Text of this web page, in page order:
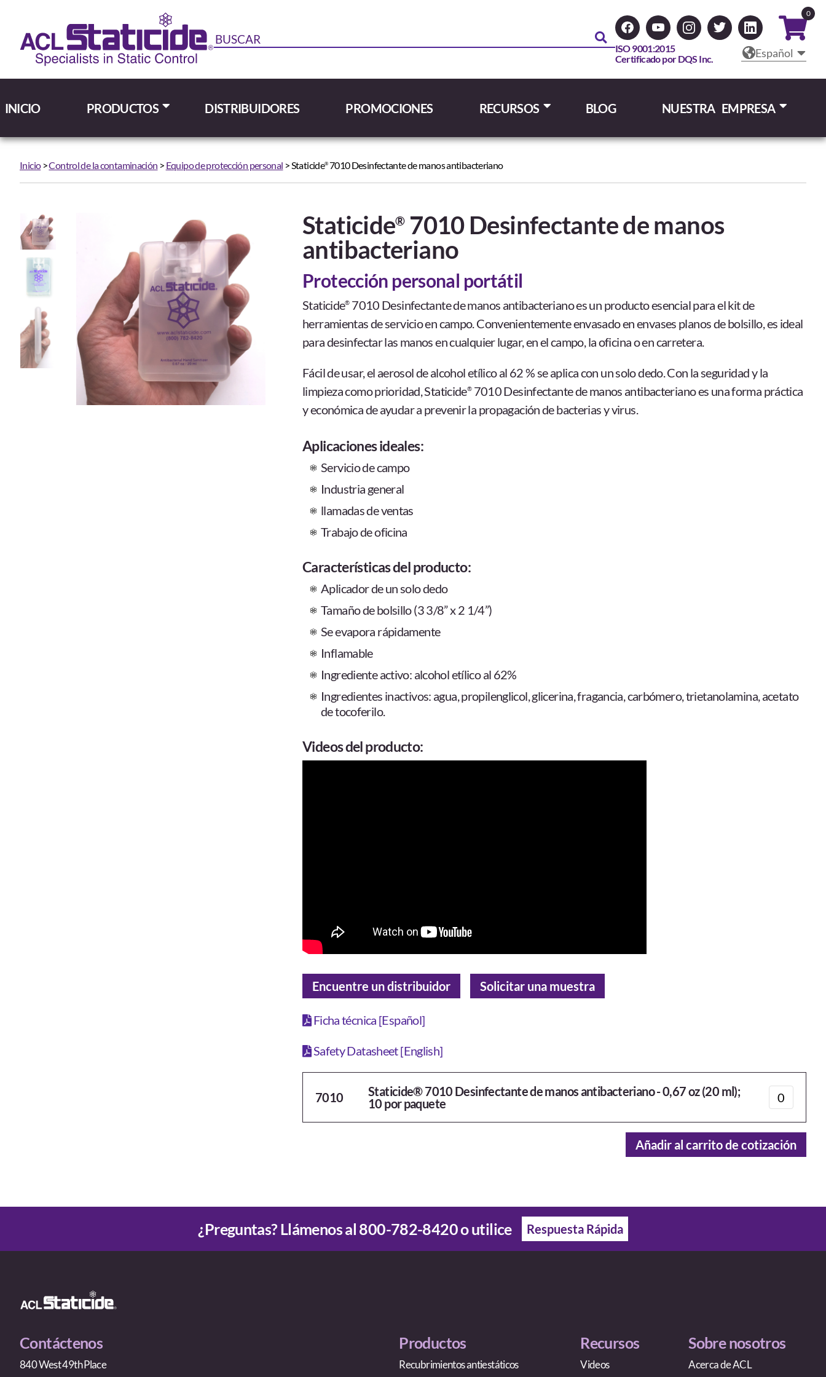
0
ISO 9001:2015
Certificado por DQS Inc.
Español
INICIO PRODUCTOS DISTRIBUIDORES PROMOCIONES RECURSOS BLOG NUESTRA EMPRESA
Inicio>Control de la contaminación > Equipo de protección personal > Staticide®7010 Desinfectante de manos antibacteriano
Staticide®7010 Desinfectante de manos
antibacteriano
Protección personal portátil
Staticide®7010 Desinfectante de manos antibacteriano es un producto esencial para el kit de
herramientas de servicio en campo. Convenientemente envasado en envases planos de bolsillo, es ideal
para desinfectar las manos en cualquier lugar, en el campo, la oficina o en carretera.
Fácil de usar, el aerosol de alcohol etílico al 62 % se aplica con un solo dedo. Con la seguridad y la
limpieza como prioridad, Staticide®7010 Desinfectante de manos antibacteriano es una forma práctica
y económica de ayudar a prevenir la propagación de bacterias y virus.
Aplicaciones ideales:
Servicio de campo
Industria general
llamadas de ventas
Trabajo de oficina
Características del producto:
Aplicador de un solo dedo
Tamaño de bolsillo (3 3/8” x 2 1/4”)
Se evapora rápidamente
Inflamable
Ingrediente activo: alcohol etílico al 62%
Ingredientes inactivos: agua, propilenglicol, glicerina, fragancia, carbómero, trietanolamina, acetato
de tocoferilo.
Videos del producto:
Encuentre un distribuidor Solicitar una muestra
Ficha técnica [Español]
Safety Datasheet [English]
7010
Staticide® 7010 Desinfectante de manos antibacteriano - 0,67 oz (20 ml);
10 por paquete
Añadir al carrito de cotización
¿Preguntas? Llámenos al 800-782-8420o utilice Respuesta Rápida
Contáctenos
840 West 49th Place
Productos
Recubrimientos antiestáticos
Recursos
Videos
Sobre nosotros
Acerca de ACL